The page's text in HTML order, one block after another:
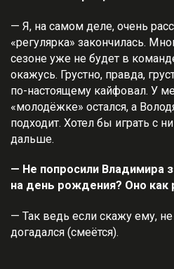
— Я, на самом деле, очень
«регулярка» закончилась.
сезоне уже не будет в
окажусь. Грустно, правда,
по-настоящему кайфовал. У
«молодёжке» остался, а
подходит. Хотел бы играть с
дальше.
— Не попросили Владимира
на день рождения? Оно как
— Так ведь если скажу ему,
догадался (смеётся).